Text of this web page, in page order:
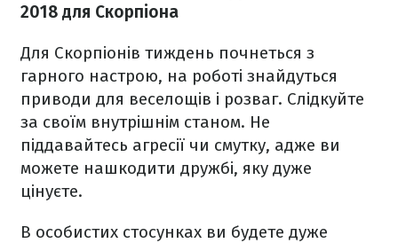
2018 для Скорпіона
Для Скорпіонів тиждень почнеться з
гарного настрою, на роботі знайдуться
приводи для веселощів і розваг. Слідкуйте
за своїм внутрішнім станом. Не
піддавайтесь агресії чи смутку, адже ви
можете нашкодити дружбі, яку дуже
цінуєте.
В особистих стосунках ви будете дуже